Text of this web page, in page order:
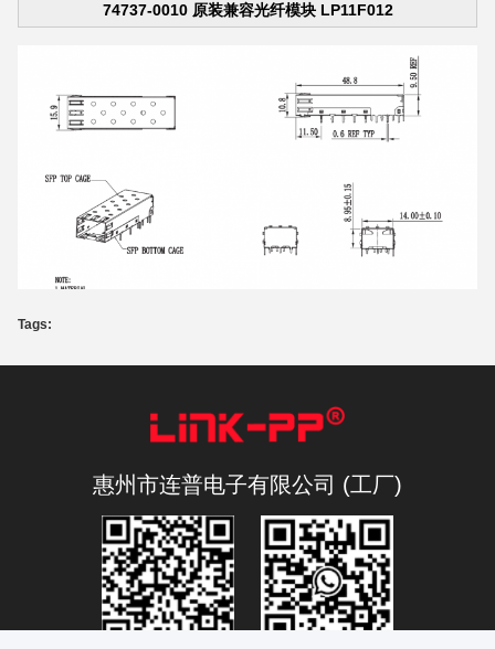
74737-0010 原装兼容光纤模块 LP11F012
Tags:
惠州市连普电子有限公司 (工厂)